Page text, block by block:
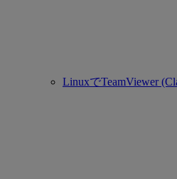
LinuxでTeamViewer